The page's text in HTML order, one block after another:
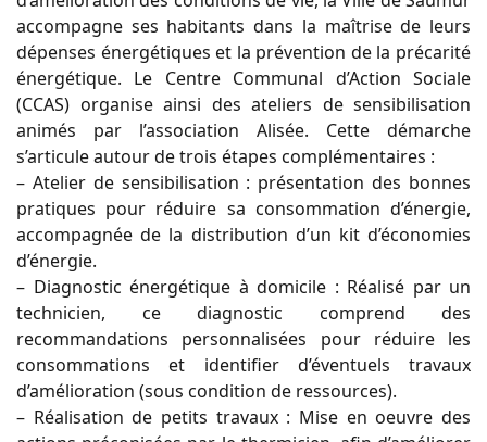
accompagne ses habitants dans la maîtrise de leurs
dépenses énergétiques et la prévention de la précarité
énergétique. Le Centre Communal d’Action Sociale
(CCAS) organise ainsi des ateliers de sensibilisation
animés par l’association Alisée. Cette démarche
s’articule autour de trois étapes complémentaires :
– Atelier de sensibilisation : présentation des bonnes
pratiques pour réduire sa consommation d’énergie,
accompagnée de la distribution d’un kit d’économies
d’énergie.
– Diagnostic énergétique à domicile : Réalisé par un
technicien, ce diagnostic comprend des
recommandations personnalisées pour réduire les
consommations et identifier d’éventuels travaux
d’amélioration (sous condition de ressources).
– Réalisation de petits travaux : Mise en oeuvre des